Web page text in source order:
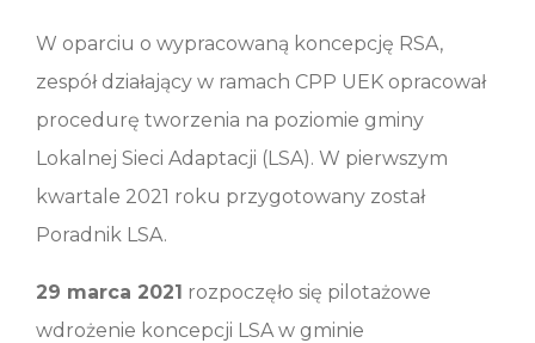
W oparciu o wypracowaną koncepcję RSA,
zespół działający w ramach CPP UEK opracował
procedurę tworzenia na poziomie gminy
Lokalnej Sieci Adaptacji (LSA). W pierwszym
kwartale 2021 roku przygotowany został
Poradnik LSA.
29 marca 2021 rozpoczęło się pilotażowe
wdrożenie koncepcji LSA w gminie